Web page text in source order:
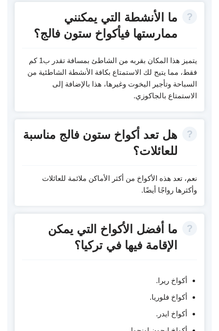
ما الأنشطة التي يمكنني
ممارستها فيأكواخ ستون فالج؟
يتميز هذا المكان بقربه من الشاطئ بمسافة تقدر ب1 كم
فقط، مما يتيح لك الاستمتاع بكافة الأنشطة الشاطئية من
السباحة وتأجير اليخوت وغيرها، هذا بالإضافة إلى
الاستمتاع بالجاكوزي.
هل تعد أكواخ ستون فالج مناسبة
للعائلات؟
نعم، تعد هذه الأكواخ من أكثر الأماكن ملائمة للعائلات
وأكثرها رواجًا أيضًا.
ما أفضل الأكواخ التي يمكن
الإقامة فيها في تركيا؟
أكواخ ريرا.
أكواخ فلوريا.
أكواخ ايدر.